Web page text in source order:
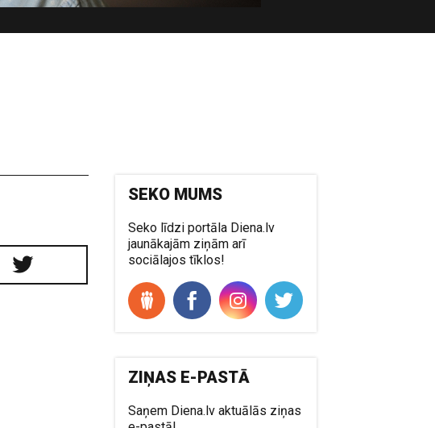
SEKO MUMS
Seko līdzi portāla Diena.lv
jaunākajām ziņām arī
sociālajos tīklos!
ZIŅAS E-PASTĀ
Saņem Diena.lv aktuālās ziņas